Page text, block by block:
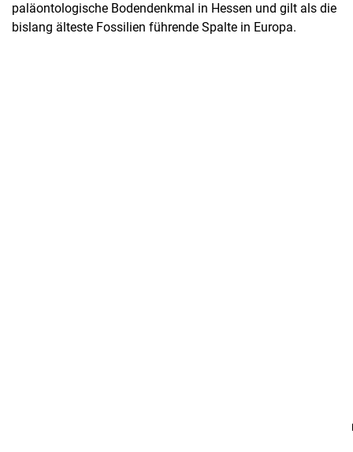
paläontologische Bodendenkmal in Hessen und gilt als die
bislang älteste Fossilien führende Spalte in Europa.